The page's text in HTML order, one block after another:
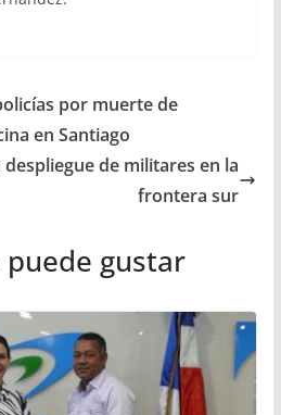
por muerte de
en Santiago
de militares en la
frontera sur
gustar